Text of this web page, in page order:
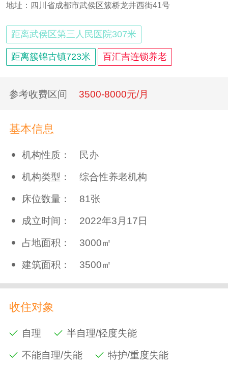
地址：四川省成都市武侯区簇桥龙井西街41号
距离武侯区第三人民医院307米
距离簇锦古镇723米 百汇吉连锁养老
参考收费区间 3500-8000元/月
基本信息
机构性质： 民办
机构类型： 综合性养老机构
床位数量： 81张
成立时间： 2022年3月17日
占地面积： 3000㎡
建筑面积： 3500㎡
收住对象
自理 半自理/轻度失能
不能自理/失能 特护/重度失能